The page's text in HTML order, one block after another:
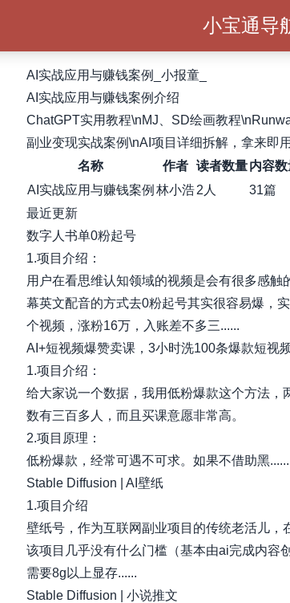
小宝通导
AI实战应用与赚钱案例_小报童_
AI实战应用与赚钱案例介绍
ChatGPT实用教程\nMJ、SD绘画教程
副业变现实战案例\nAI项目详细拆解，拿来
名称
作者 读者数量 内容数
AI实战应用与赚钱案例 林小浩 2人 31篇
最近更新
数字人书单0粉起号
1.项目介绍：​
用户在看思维认知领域的视频是会有很多感
幕英文配音的方式去0粉起号其实很容易爆，
个视频，涨粉16万，入账差不多三......
AI+短视频爆赞卖课，3小时洗100条爆款短视
1.项目介绍：​
给大家说一个数据，我用低粉爆款这个方法，
数有三百多人，而且买课意愿非常高。​
2.项目原理：​
低粉爆款，经常可遇不可求。如果不借助黑......
Stable Diffusion | AI壁纸​
1.项目介绍​
壁纸号，作为互联网副业项目的传统老活儿，
该项目几乎没有什么门槛（基本由ai完成内容
需要8g以上显存......
Stable Diffusion | 小说推文